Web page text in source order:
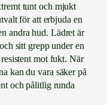
tunt och mjukt
för att erbjuda en
andra hud. Lädret är
sitt grepp under en
mot fukt. När
kan du vara säker på
och pålitlig runda